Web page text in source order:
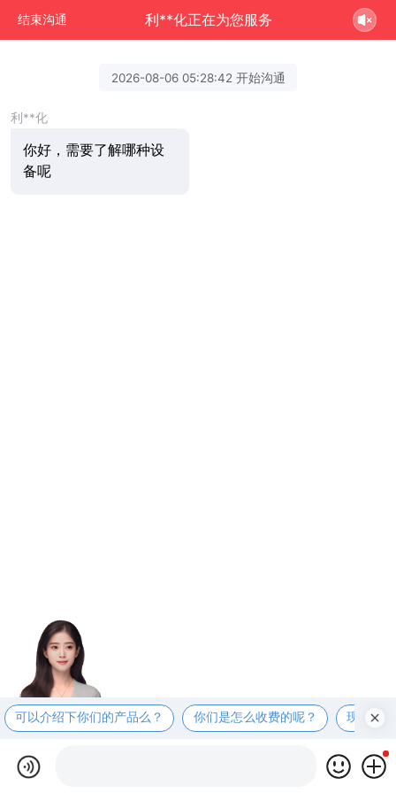
结束沟通 利**化正在为您服务
2026-08-06 05:28:42 开始沟通
利**化
你好，需要了解哪种设
备呢
可以介绍下你们的产品么？ 你们是怎么收费的呢？ 现在有